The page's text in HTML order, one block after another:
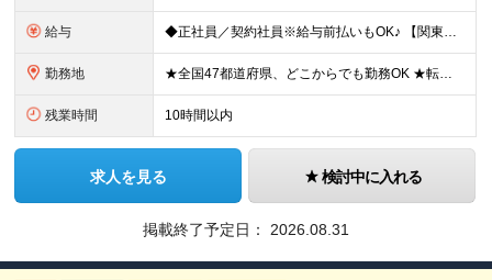
給与 ◆正社員／契約社員※給与前払いもOK♪ 【関東（一都三県）】 月給25万円～ ※固定残業代（月20時間分／月3万2383円）を含む。超過分は別途支給。 ※試用期間中の給与は月給23万円～ 【関東（北
勤務地 ★全国47都道府県、どこからでも勤務OK ★転勤なし！腰を据えて活躍◎ ★マイカー通勤OK（拠点による） ★業務に慣れたら、ゆくゆくはリモート併用やフルリモートも可能 全国のお客様先にて勤務していた
残業時間 10時間以内
求人を見る 検討中に入れる
掲載終了予定日： 2026.08.31